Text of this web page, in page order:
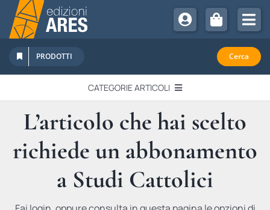
Salta
contenuto
Chi Siamo
Sostienici
Abbonamenti
Promozioni
Newsletter
PRODOTTI Cerca
CATEGORIE ARTICOLI
EDITORIALI
IN QUESTO NUMERO
L’articolo che hai scelto
richiede un abbonamento
a Studi Cattolici